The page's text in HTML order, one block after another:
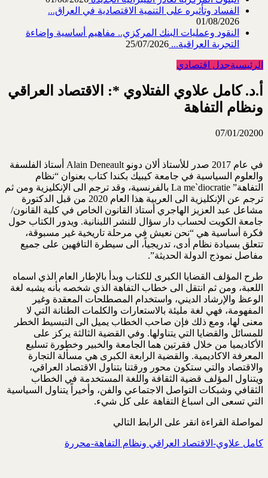
الفساد وتأثيره على التنمية الاقتصادية في العراق...
01/08/2026
النقود وعمليات البنك المركزي.. مفاهيم أساسية وإضاءة
التجربة العراقية... 25/07/2026
الرئيسيةجدل اقتصادي
أ.د. كامل علاوي الفتلاوي *: الاقتصاد العراقي
ونظام التفاهة
07/01/20200
في عام 2017 صدر للأستاذ ألان دونو Alain Deneault أستاذ الفلسفة
والعلوم السياسية في جامعة كيبيك بكندا كتاب بعنوان “نظام
التفاهة” La me`diocratie بالفرنسية، وقد ترجم الى الإنكليزية ومن ثم
ترجم عن الإنكليزية الى العربية هذا العام 2020 من قبل الدكتورة
مشاعل عبد العزيز الهاجري أستاذ القانون الخاص في كلية القانون/
جامعة الكويت لحساب دار سؤال للنشر اللبنانية. ويدور الكتاب حول
فكرة أساسية هي “نحن نعيش في مرحلة تاريخية غير مسبوقة،
تتعلق بسيادة نظام أدى، تدريجياً، الى سيطرة التافهين على جميع
مفاصل نموذج الدولة الحديثة”.
طرح المؤلف القضايا الكبرى للكتاب وبدأ بالإطار العام الذي اسماه
اللعبة، ومن ثم انتقل الى خطاب التفاهة الذي شخصه بأنه يشبه لغة
الوعظ والإرشاد الديني، واستخدام المصطلحات المعقدة وغير
المفهومة، فهي لغة مليئة بالاستعارات والكلمات الطنانة التي لا
معنى لها، ومع ذلك فإن صاحب الخطاب يميل الى التبسيط الخطر
للمسائل والقضايا التي يتناولها. وفي القضية الثالثة يركز على
الأكاديميا من خلال فقرتين هما الجامعة والخبير وخطورة تسليع
المعرفة الاكاديمية. والقضية الرابعة الكبرى هي مسألة التجارة
والاقتصاد والتي ستكون محور ورقتنا بتناول الاقتصاد العراقي،
ويتناول المؤلف قضية الثقافة واللغة المستخدمة في الخطاب
الثقافي وشبكات التواصل الاجتماعي والفن، وأخيراً يتناول السياسية
التي تسعى الى اسباغ التفاهة على كل شيء.
لمواصلة القراءة انقر على الرابط التالي
كامل علاوي-الاقتصاد العراقي ونظام التفاهة-محررة